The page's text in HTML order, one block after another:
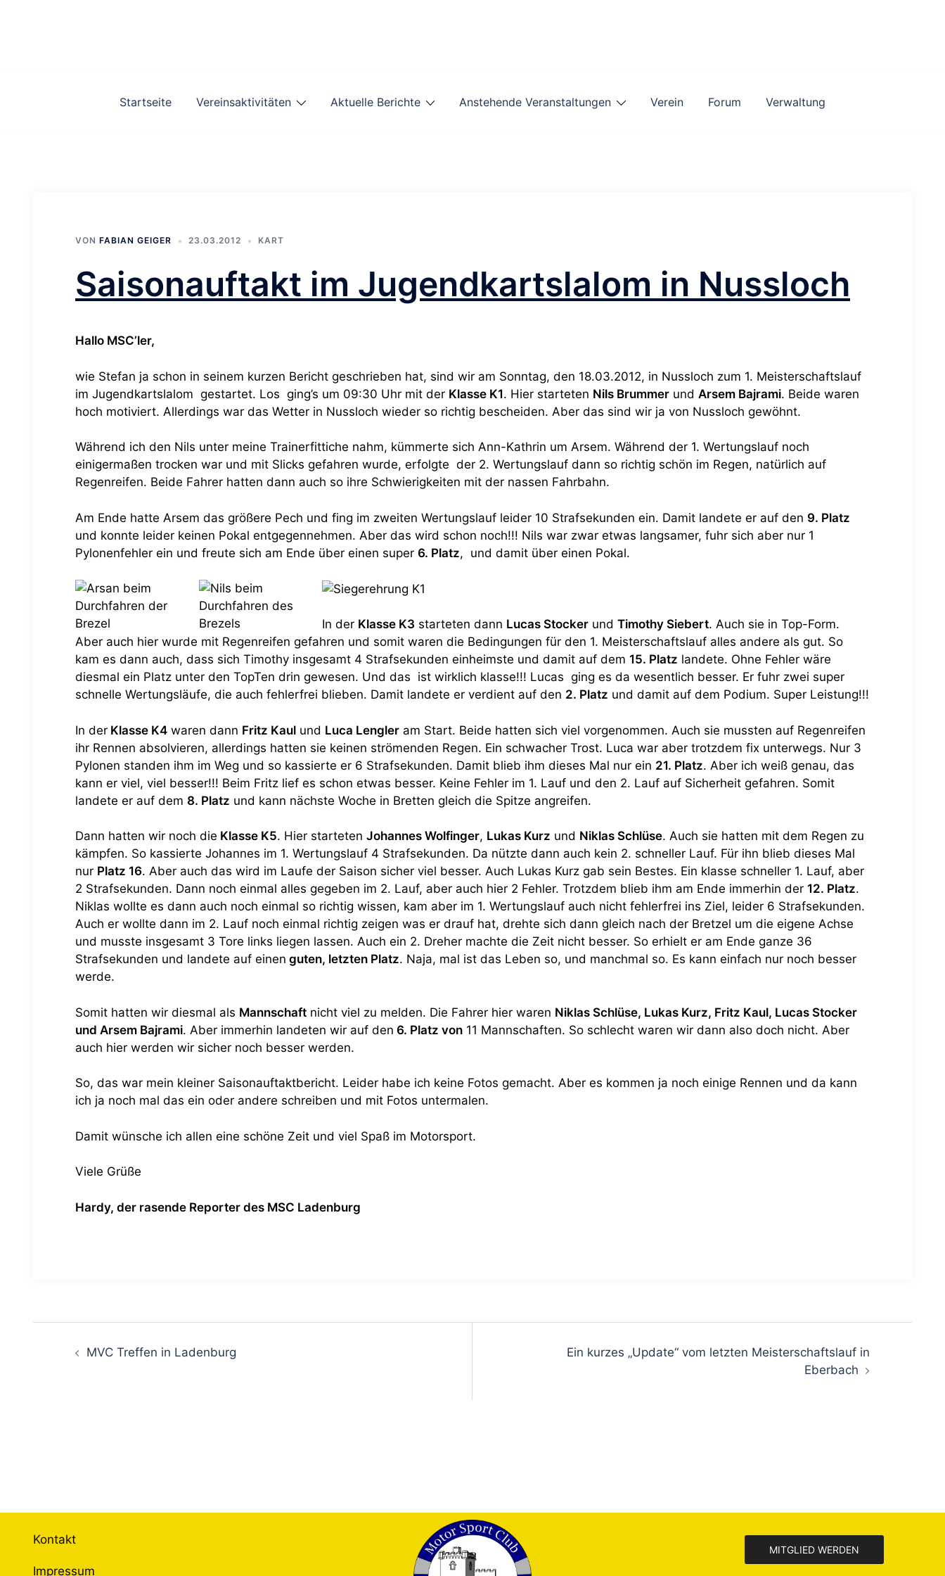
Startseite Vereinsaktivitäten Aktuelle Berichte Anstehende Veranstaltungen Verein Forum Verwaltung
VON FABIAN GEIGER 23.03.2012 KART
Saisonauftakt im Jugendkartslalom in Nussloch
Hallo MSC’ler,
wie Stefan ja schon in seinem kurzen Bericht geschrieben hat, sind wir am Sonntag, den 18.03.2012, in Nussloch zum 1. Meisterschaftslauf
im Jugendkartslalom gestartet. Los ging’s um 09:30 Uhr mit der Klasse K1. Hier starteten Nils Brummer und Arsem Bajrami. Beide waren
hoch motiviert. Allerdings war das Wetter in Nussloch wieder so richtig bescheiden. Aber das sind wir ja von Nussloch gewöhnt.
Während ich den Nils unter meine Trainerfittiche nahm, kümmerte sich Ann-Kathrin um Arsem. Während der 1. Wertungslauf noch
einigermaßen trocken war und mit Slicks gefahren wurde, erfolgte der 2. Wertungslauf dann so richtig schön im Regen, natürlich auf
Regenreifen. Beide Fahrer hatten dann auch so ihre Schwierigkeiten mit der nassen Fahrbahn.
Am Ende hatte Arsem das größere Pech und fing im zweiten Wertungslauf leider 10 Strafsekunden ein. Damit landete er auf den 9. Platz
und konnte leider keinen Pokal entgegennehmen. Aber das wird schon noch!!! Nils war zwar etwas langsamer, fuhr sich aber nur 1
Pylonenfehler ein und freute sich am Ende über einen super 6. Platz, und damit über einen Pokal.
In der Klasse K3 starteten dann Lucas Stocker und Timothy Siebert. Auch sie in Top-Form.
Aber auch hier wurde mit Regenreifen gefahren und somit waren die Bedingungen für den 1. Meisterschaftslauf alles andere als gut. So
kam es dann auch, dass sich Timothy insgesamt 4 Strafsekunden einheimste und damit auf dem 15. Platz landete. Ohne Fehler wäre
diesmal ein Platz unter den TopTen drin gewesen. Und das ist wirklich klasse!!! Lucas ging es da wesentlich besser. Er fuhr zwei super
schnelle Wertungsläufe, die auch fehlerfrei blieben. Damit landete er verdient auf den 2. Platz und damit auf dem Podium. Super Leistung!!!
In der Klasse K4 waren dann Fritz Kaul und Luca Lengler am Start. Beide hatten sich viel vorgenommen. Auch sie mussten auf Regenreifen
ihr Rennen absolvieren, allerdings hatten sie keinen strömenden Regen. Ein schwacher Trost. Luca war aber trotzdem fix unterwegs. Nur 3
Pylonen standen ihm im Weg und so kassierte er 6 Strafsekunden. Damit blieb ihm dieses Mal nur ein 21. Platz. Aber ich weiß genau, das
kann er viel, viel besser!!! Beim Fritz lief es schon etwas besser. Keine Fehler im 1. Lauf und den 2. Lauf auf Sicherheit gefahren. Somit
landete er auf dem 8. Platz und kann nächste Woche in Bretten gleich die Spitze angreifen.
Dann hatten wir noch die Klasse K5. Hier starteten Johannes Wolfinger, Lukas Kurz und Niklas Schlüse. Auch sie hatten mit dem Regen zu
kämpfen. So kassierte Johannes im 1. Wertungslauf 4 Strafsekunden. Da nützte dann auch kein 2. schneller Lauf. Für ihn blieb dieses Mal
nur Platz 16. Aber auch das wird im Laufe der Saison sicher viel besser. Auch Lukas Kurz gab sein Bestes. Ein klasse schneller 1. Lauf, aber
2 Strafsekunden. Dann noch einmal alles gegeben im 2. Lauf, aber auch hier 2 Fehler. Trotzdem blieb ihm am Ende immerhin der 12. Platz.
Niklas wollte es dann auch noch einmal so richtig wissen, kam aber im 1. Wertungslauf auch nicht fehlerfrei ins Ziel, leider 6 Strafsekunden.
Auch er wollte dann im 2. Lauf noch einmal richtig zeigen was er drauf hat, drehte sich dann gleich nach der Bretzel um die eigene Achse
und musste insgesamt 3 Tore links liegen lassen. Auch ein 2. Dreher machte die Zeit nicht besser. So erhielt er am Ende ganze 36
Strafsekunden und landete auf einen guten, letzten Platz. Naja, mal ist das Leben so, und manchmal so. Es kann einfach nur noch besser
werde.
Somit hatten wir diesmal als Mannschaft nicht viel zu melden. Die Fahrer hier waren Niklas Schlüse, Lukas Kurz, Fritz Kaul, Lucas Stocker
und Arsem Bajrami. Aber immerhin landeten wir auf den 6. Platz von 11 Mannschaften. So schlecht waren wir dann also doch nicht. Aber
auch hier werden wir sicher noch besser werden.
So, das war mein kleiner Saisonauftaktbericht. Leider habe ich keine Fotos gemacht. Aber es kommen ja noch einige Rennen und da kann
ich ja noch mal das ein oder andere schreiben und mit Fotos untermalen.
Damit wünsche ich allen eine schöne Zeit und viel Spaß im Motorsport.
Viele Grüße
Hardy, der rasende Reporter des MSC Ladenburg
MVC Treffen in Ladenburg
Ein kurzes „Update“ vom letzten Meisterschaftslauf in
Eberbach
Kontakt
Impressum
MITGLIED WERDEN